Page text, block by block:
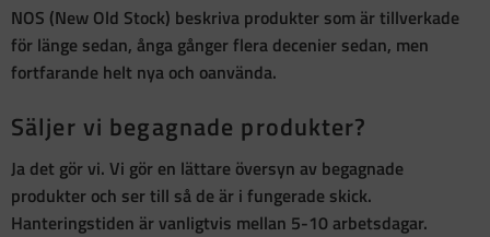
NOS (New Old Stock) beskriva produkter som ärtillverkade
för länge sedan, ånga gånger flera decenier sedan, men
fortfarande helt nya och oanvända.
Säljer vi begagnade produkter?
Ja det gör vi. Vi gör en lättare översyn av begagnade
produkter och ser till så de är i fungerade skick.
Hanteringstiden är vanligtvis mellan 5-10 arbetsdagar.